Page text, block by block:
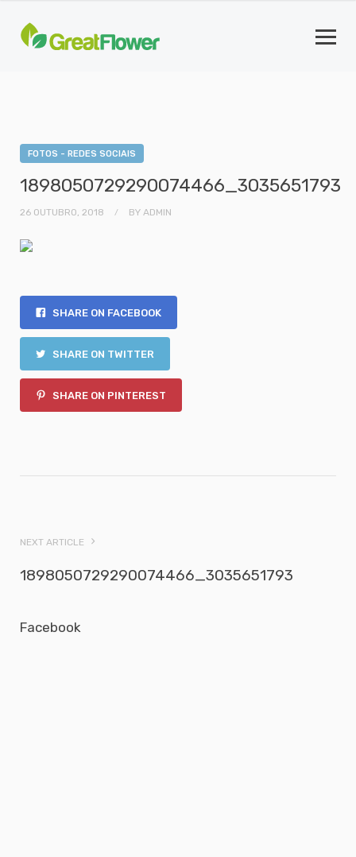
FOTOS - REDES SOCIAIS
1898050729290074466_3035651793
26 OUTUBRO, 2018 BY ADMIN
SHARE ON FACEBOOK
SHARE ON TWITTER
SHARE ON PINTEREST
NEXT ARTICLE
1898050729290074466_3035651793
Facebook